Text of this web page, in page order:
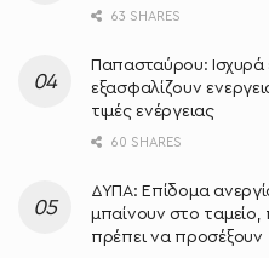
63 SHARES
Παπασταύρου: Ισχυρά
εξασφαλίζουν
τιμές ενέργειας
60 SHARES
ΔΥΠΑ: Επίδομα
μπαίνουν στο ταμείο,
πρέπει να προσέξουν